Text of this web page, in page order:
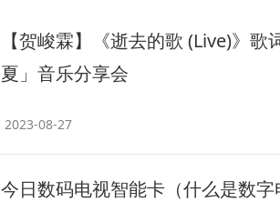
【贺峻霖】《逝去的歌 (Live)》歌
夏」音乐分享会
2023-08-27
今日数码电视智能卡（什么是数字